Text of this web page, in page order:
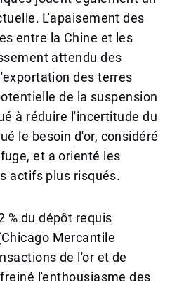
L'apaisement des
entre la Chine et les
attendu des
des terres
de la suspension
à réduire l'incertitude du
le besoin d'or, considéré
et a orienté les
actifs plus risqués.
% du dépôt requis
Mercantile
de l'or et de
l'enthousiasme des